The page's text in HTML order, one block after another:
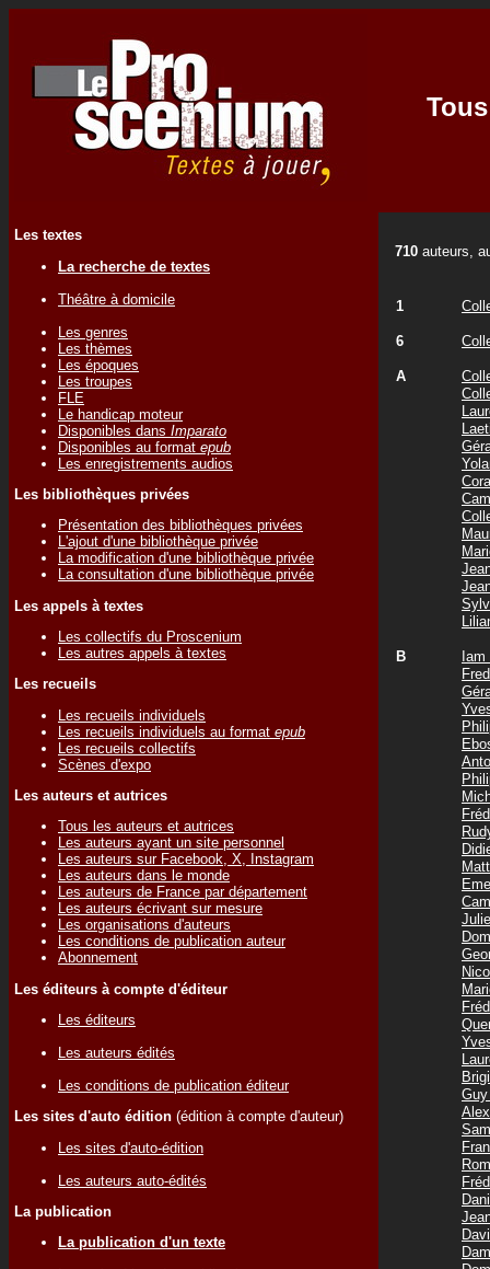
Les textes
La recherche de textes
Théâtre à domicile
Les genres
Les thèmes
Les époques
Les troupes
FLE
Le handicap moteur
Disponibles dans Imparato
Disponibles au format epub
Les enregistrements audios
Les bibliothèques privées
Présentation des bibliothèques privées
L'ajout d'une bibliothèque privée
La modification d'une bibliothèque privée
La consultation d'une bibliothèque privée
Les appels à textes
Les collectifs du Proscenium
Les autres appels à textes
Les recueils
Les recueils individuels
Les recueils individuels au format epub
Les recueils collectifs
Scènes d'expo
Les auteurs et autrices
Tous les auteurs et autrices
Les auteurs ayant un site personnel
Les auteurs sur Facebook, X, Instagram
Les auteurs dans le monde
Les auteurs de France par département
Les auteurs écrivant sur mesure
Les organisations d'auteurs
Les conditions de publication auteur
Abonnement
Les éditeurs à compte d'éditeur
Les éditeurs
Les auteurs édités
Les conditions de publication éditeur
Les sites d'auto édition (édition à compte d'auteur)
Les sites d'auto-édition
Les auteurs auto-édités
La publication
La publication d'un texte
710 auteurs,
1
6
A
B
Iam